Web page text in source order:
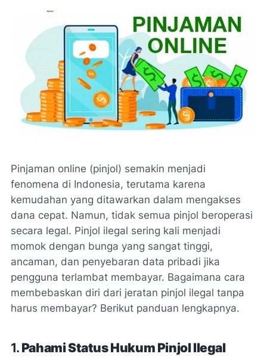
Pinjaman online (pinjol) semakin menjadi
fenomena di Indonesia, terutama karena
kemudahan yang ditawarkan dalam mengakses
dana cepat. Namun, tidak semua pinjol beroperasi
secara legal. Pinjol ilegal sering kali menjadi
momok dengan bunga yang sangat tinggi,
ancaman, dan penyebaran data pribadi jika
pengguna terlambat membayar. Bagaimana cara
membebaskan diri dari jeratan pinjol ilegal tanpa
harus membayar? Berikut panduan lengkapnya.
1. Pahami Status Hukum Pinjol Ilegal